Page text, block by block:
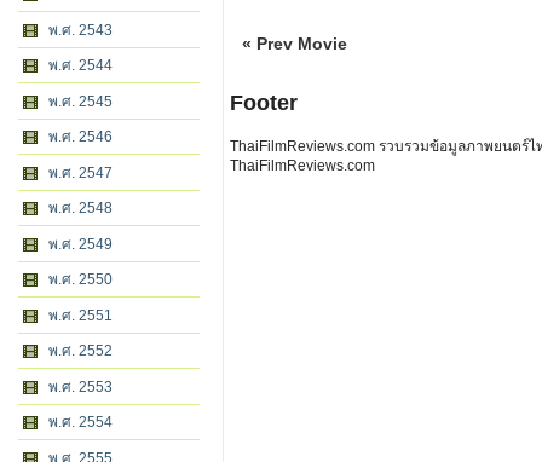
พ.ศ. 2543
พ.ศ. 2544
พ.ศ. 2545
พ.ศ. 2546
พ.ศ. 2547
พ.ศ. 2548
พ.ศ. 2549
พ.ศ. 2550
พ.ศ. 2551
พ.ศ. 2552
พ.ศ. 2553
พ.ศ. 2554
พ.ศ. 2555
« Prev Movie
Footer
ThaiFilmReviews.com รวบรวมข้อมูลภาพยนตร์
ThaiFilmReviews.com